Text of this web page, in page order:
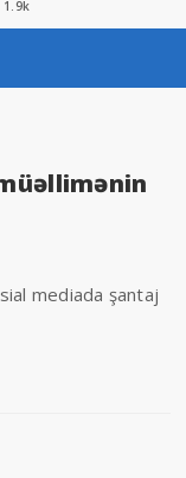
1.9k
mediada şantaj